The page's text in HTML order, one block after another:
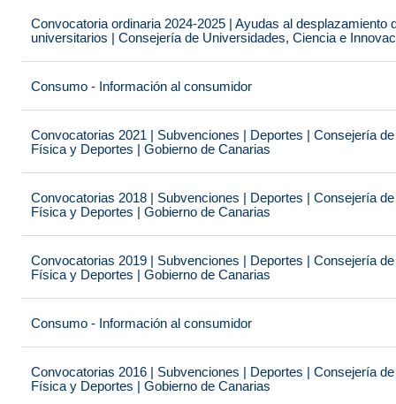
Convocatoria ordinaria 2024-2025 | Ayudas al desplazamiento
universitarios | Consejería de Universidades, Ciencia e
Consumo - Información al consumidor
Convocatorias 2021 | Subvenciones | Deportes | Consejería
Física y Deportes | Gobierno de Canarias
Convocatorias 2018 | Subvenciones | Deportes | Consejería
Física y Deportes | Gobierno de Canarias
Convocatorias 2019 | Subvenciones | Deportes | Consejería
Física y Deportes | Gobierno de Canarias
Consumo - Información al consumidor
Convocatorias 2016 | Subvenciones | Deportes | Consejería
Física y Deportes | Gobierno de Canarias